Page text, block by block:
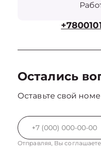
Остались
Оставьте свой
Отправляя, Вы